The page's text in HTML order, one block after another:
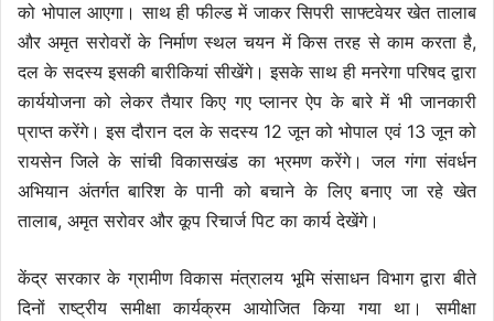
को भोपाल आएगा। साथ ही फील्ड में जाकर सिपरी साफ्टवेयर खेत तालाब
और अमृत सरोवरों के निर्माण स्थल चयन में किस तरह से काम करता है,
दल के सदस्य इसकी बारीकियां सीखेंगे। इसके साथ ही मनरेगा परिषद द्वारा
कार्ययोजना को लेकर तैयार किए गए प्लानर ऐप के बारे में भी जानकारी
प्राप्त करेंगे। इस दौरान दल के सदस्य 12 जून को भोपाल एवं 13 जून को
रायसेन जिले के सांची विकासखंड का भ्रमण करेंगे। जल गंगा संवर्धन
अभियान अंतर्गत बारिश के पानी को बचाने के लिए बनाए जा रहे खेत
तालाब, अमृत सरोवर और कूप रिचार्ज पिट का कार्य देखेंगे।
केंद्र सरकार के ग्रामीण विकास मंत्रालय भूमि संसाधन विभाग द्वारा बीते
दिनों राष्ट्रीय समीक्षा कार्यक्रम आयोजित किया गया था। समीक्षा